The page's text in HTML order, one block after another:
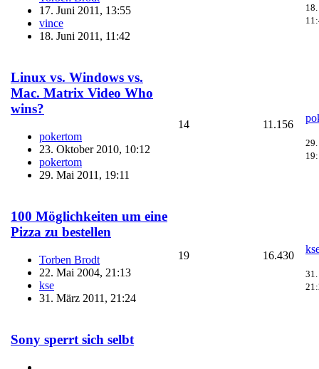
17. Juni 2011, 13:55
vince
18. Juni 2011, 11:42
Linux vs. Windows vs.
Mac. Matrix Video Who
wins?
pokertom
23. Oktober 2010, 10:12
pokertom
29. Mai 2011, 19:11
14 11.156
100 Möglichkeiten um eine
Pizza zu bestellen
Torben Brodt
22. Mai 2004, 21:13
kse
31. März 2011, 21:24
19 16.430
Sony sperrt sich selbt